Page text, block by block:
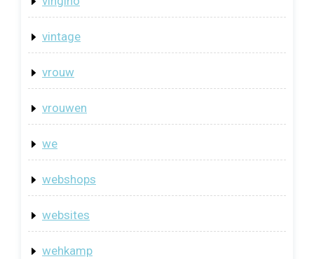
vintage
vrouw
vrouwen
we
webshops
websites
wehkamp